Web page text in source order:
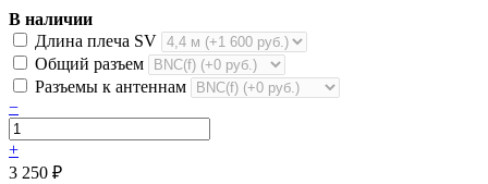
В наличии
Длина плеча SV
Общий разъем
Разъемы к антеннам
−
+
3 250 ₽